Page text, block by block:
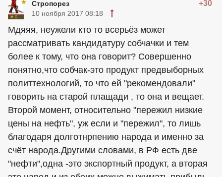
Стропорез +30
10 ноября 2017 08:18
Мдяяя, неужели кто то всерьёз может
рассматривать кандидатуру собчачки и тем
более к тому, что она говорит? Совершенно
понятно,что собчак-это продукт предвыборных
политтехнологий, то что ей "рекомендовали"
говорить на старой плащади , то она и вещает.
Второй момент, относительно "пережил низкие
цены на нефть", уж если и "пережил", то лишь
благодаря долготнрпению народа и именно за
счёт народа.Другими словами, в РФ есть две
"нефти",одна -это экспортный продукт, а вторая